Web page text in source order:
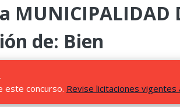
MUNICIPALIDAD
de: Bien
este concurso. Revise licitaciones vigentes